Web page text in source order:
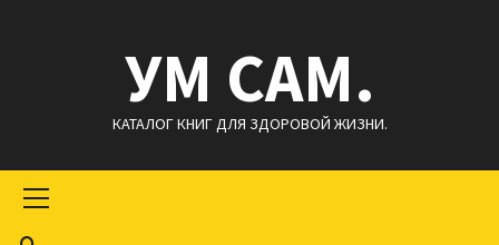
УМ САМ.
КАТАЛОГ КНИГ ДЛЯ ЗДОРОВОЙ ЖИЗНИ.
меню